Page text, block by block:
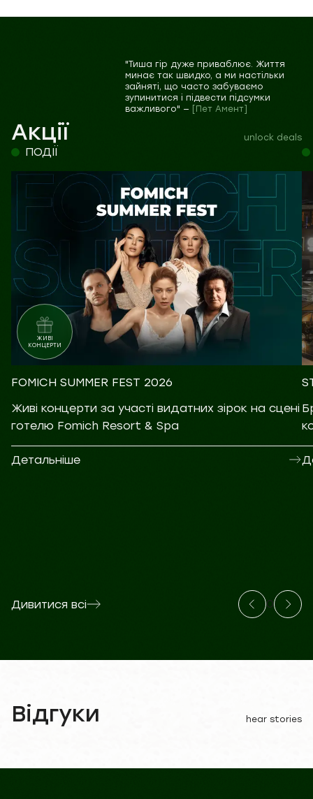
unlock deals
Акції
"Тиша гір дуже приваблює. Життя
минає так швидко, а ми настільки
зайняті, що часто забуваємо
зупинитися і підвести підсумки
важливого" —
[Пет Амент]
ПОДІЇ
ЖИВІ
КОНЦЕРТИ
FOMICH SUMMER FEST 2026
Живі концерти за участі видатних зірок на сцені
готелю Fomich Resort & Spa
Детальніше
Дивитися всі 0
hear stories
Відгуки